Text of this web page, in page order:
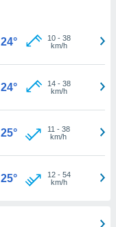
24° 10- 38
km/h
24° 14- 38
km/h
25° 11 - 38
km/h
25° 12- 54
km/h